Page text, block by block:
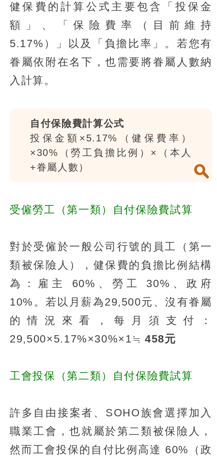
健保費的計算公式主要包含「投保金
額」、「保險費率（目前維持
5.17%）」以及「負擔比率」。若您有
眷屬依附在名下，也需要將眷屬人數納
入計算。
自付保險費計算公式
投保金額×5.17%（健保費率）
×30%（勞工負擔比例）×（本人
+眷屬人數）
受僱勞工（第一類）自付保險費試算
對於受僱於一般公司行號的員工（第一
類被保險人），健保費的負擔比例結構
為：雇主 60%、勞工 30%、政府
10%。若以月薪為29,500元、沒有眷屬
的情況來看，每月須支付：
29,500×5.17%×30%×1≒ 458元
工會投保（第二類）自付保險費試算
許多自由接案者、SOHO族會選擇加入
職業工會，也就屬於第二類被保險人，
然而工會投保的自付比例高達 60%（政